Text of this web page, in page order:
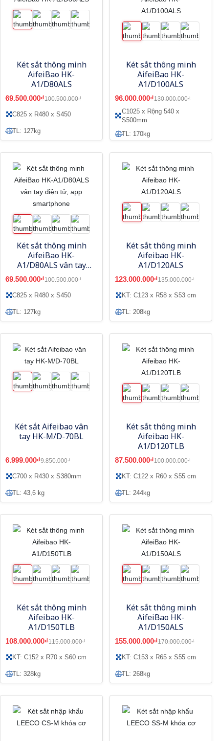
Két sắt thông minh
AifeiBao HK-
A1/D80ALS
69.500.000₫100.500.000₫
C825 x R480 x S450
TL: 127kg
Két sắt thông minh
AifeiBao HK-
A1/D100ALS
96.000.000₫130.000.000₫
C1025 x Rộng 540 x
S500mm
TL: 170kg
Két sắt thông minh
AifeiBao HK-
A1/D80ALS vân tay
điện tử, app
smartphone
69.500.000₫100.500.000₫
C825 x R480 x S450
TL: 127kg
Két sắt thông minh
Aifeibao HK-
A1/D120ALS
123.000.000₫135.000.000₫
KT: C123 x R58 x S53 cm
TL: 208kg
Két sắt Aifeibao vân
tay HK-M/D-70BL
6.999.000₫9.850.000₫
C700 x R430 x S380mm
TL: 43,6 kg
Két sắt thông minh
Aifeibao HK-
A1/D120TLB
87.500.000₫100.000.000₫
KT: C122 x R60 x S55 cm
TL: 244kg
Két sắt thông minh
Aifeibao HK-
A1/D150TLB
108.000.000₫115.000.000₫
KT: C152 x R70 x S60 cm
TL: 328kg
Két sắt thông minh
AifeiBao HK-
A1/D150ALS
155.000.000₫170.000.000₫
KT: C153 x R65 x S55 cm
TL: 268kg